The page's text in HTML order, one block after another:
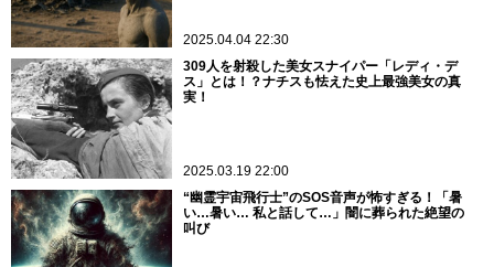
2025.04.04 22:30
309人を射殺した美女スナイパー「レディ・デ
ス」とは！？ナチスも怯えた史上最強美女の真
実！
2025.03.19 22:00
“幽霊宇宙飛行士”のSOS音声が怖すぎる！「暑
い…暑い… 私と話して…」闇に葬られた絶望の
叫び